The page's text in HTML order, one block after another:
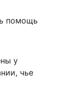
помощь
у
чье